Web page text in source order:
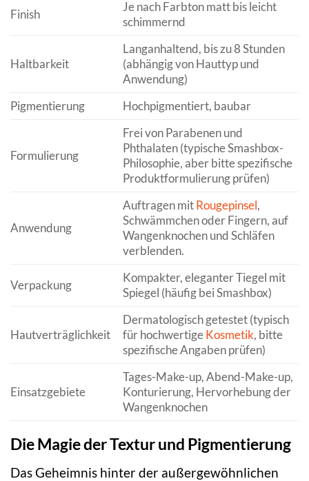
Finish
Je nach Farbton matt bis leicht
schimmernd
Haltbarkeit
Langanhaltend, bis zu 8 Stunden
(abhängig von Hauttyp und
Anwendung)
Pigmentierung
Hochpigmentiert, baubar
Formulierung
Frei von Parabenen und
Phthalaten (typische Smashbox-
Philosophie, aber bitte spezifische
Produktformulierung prüfen)
Anwendung
Auftragen mitRougepinsel,
Schwämmchen oder Fingern, auf
Wangenknochen und Schläfen
verblenden.
Verpackung
Kompakter, eleganter Tiegel mit
Spiegel (häufig bei Smashbox)
Hautverträglichkeit
Dermatologisch getestet (typisch
für hochwertigeKosmetik, bitte
spezifische Angaben prüfen)
Einsatzgebiete
Tages-Make-up, Abend-Make-up,
Konturierung, Hervorhebung der
Wangenknochen
Die Magie der Textur und Pigmentierung
Das Geheimnis hinter der außergewöhnlichen